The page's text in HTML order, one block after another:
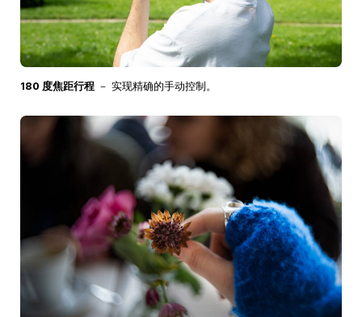
180 度焦距行程 － 实现精确的手动控制。